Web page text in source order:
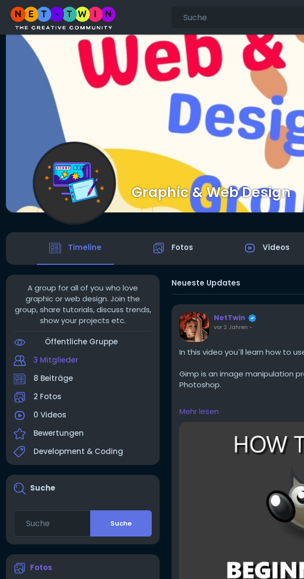
Graphic & Web Design
Timeline Fotos Videos
A group for all of you who love
graphic or web design. Join the
group, share tutorials, discuss trends,
show your projects etc.
Öffentliche Gruppe
3 Mitglieder
8 Beiträge
2 Fotos
0 Videos
Bewertungen
Development & Coding
Suche
Suche
Fotos
Neueste Updates
NetTwin
vor 2 Jahren -
In this video you`ll learn how to
Gimp is an image manipulation
Photoshop.
https://youtu.be/
Mehr lesen